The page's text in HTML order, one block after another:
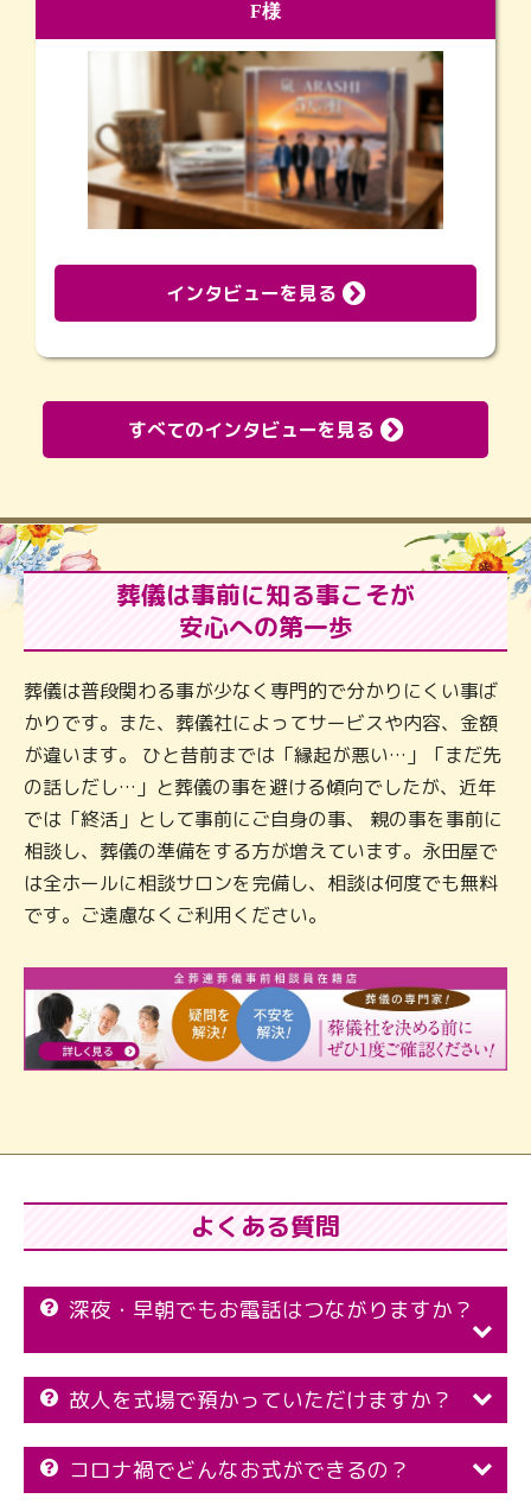
F様
インタビューを見る
すべてのインタビューを見る
葬儀は事前に知る事こそが
安心への第一歩
葬儀は普段関わる事が少なく専門的で分かりにくい事ば
かりです。また、葬儀社によってサービスや内容、金額
が違います。 ひと昔前までは「縁起が悪い…」「まだ先
の話しだし…」と葬儀の事を避ける傾向でしたが、近年
では「終活」として事前にご自身の事、 親の事を事前に
相談し、葬儀の準備をする方が増えています。永田屋で
は全ホールに相談サロンを完備し、相談は何度でも無料
です。ご遠慮なくご利用ください。
よくある質問
深夜・早朝でもお電話はつながりますか？
故人を式場で預かっていただけますか？
コロナ禍でどんなお式ができるの？